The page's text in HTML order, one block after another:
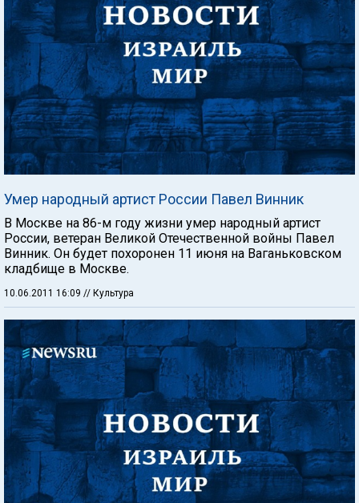
Умер народный артист России Павел Винник
В Москве на 86-м году жизни умер народный артист
России, ветеран Великой Отечественной войны Павел
Винник. Он будет похоронен 11 июня на Ваганьковском
кладбище в Москве.
10.06.2011 16:09 // Культура